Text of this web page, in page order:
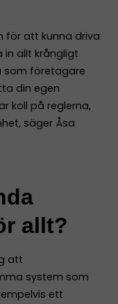
för att kunna driva
in allt krångligt
som företagare
din egen
koll på reglerna,
säger Åsa
allt?
att
system som
ett